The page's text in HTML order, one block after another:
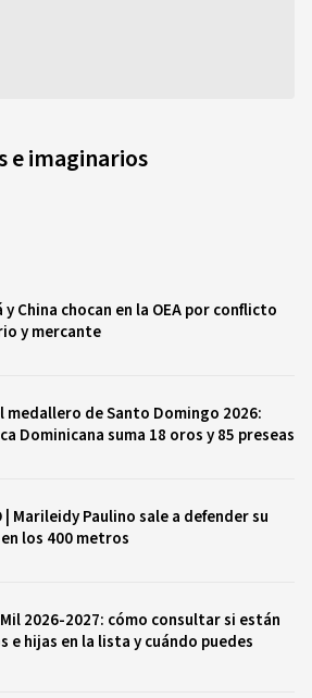
e imaginarios
y China chocan en la OEA por conflicto
y mercante
medallero de Santo Domingo 2026:
Dominicana suma 18 oros y 85 preseas
| Marileidy Paulino sale a defender su
los 400 metros
2026-2027: cómo consultar si están
e hijas en la lista y cuándo puedes